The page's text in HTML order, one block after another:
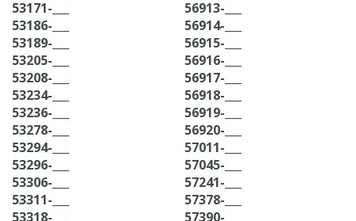
53171-___
53186-___
53189-___
53205-___
53208-___
53234-___
53236-___
53278-___
53294-___
53296-___
53306-___
53311-___
53318-___
56913-___
56914-___
56915-___
56916-___
56917-___
56918-___
56919-___
56920-___
57011-___
57045-___
57241-___
57378-___
57390-___